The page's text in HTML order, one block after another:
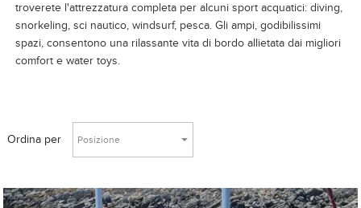
troverete l'attrezzatura completa per alcuni sport acquatici: diving,
snorkeling, sci nautico, windsurf, pesca. Gli ampi, godibilissimi
spazi, consentono una rilassante vita di bordo allietata dai migliori
comfort e water toys.
Ordina per Posizione